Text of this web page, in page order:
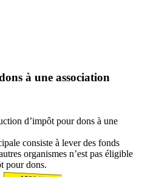
à une association
d’impôt pour dons à une
consiste à lever des fonds
organismes n’est pas éligible
pour dons.